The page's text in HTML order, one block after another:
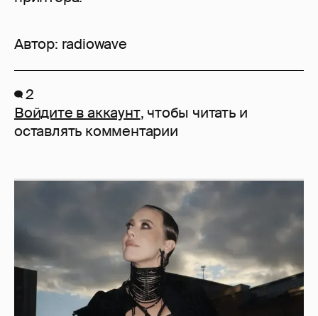
Автор: radiowave
2
Войдите в аккаунт, чтобы читать и
оставлять комментарии